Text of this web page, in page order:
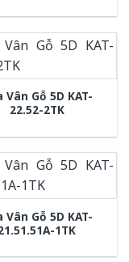
Vân Gỗ 5D KAT-
22.52-2TK
Vân Gỗ 5D KAT-
1TK